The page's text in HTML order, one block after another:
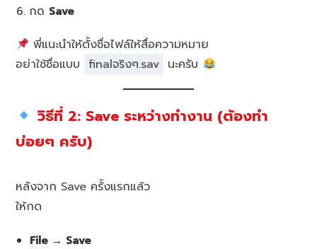
กด Save
พี่แนะนำให้ตั้งชื่อไฟล์ให้สื่อความหมาย
อย่าใช้ชื่อแบบ finalจริงๆ.sav นะครับ
วิธีที่ 2: Save ระหว่างทำงาน (ต้องทำ
บ่อยๆ ครับ)
หลังจาก Save ครั้งแรกแล้ว
ให้กด
File → Save